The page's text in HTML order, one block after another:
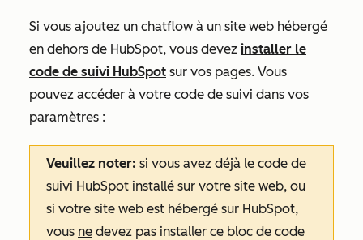
Si vous ajoutez un chatflow à un site web hébergé
en dehors de HubSpot, vous devez installer le
code de suivi HubSpot sur vos pages. Vous
pouvez accéder à votre code de suivi dans vos
paramètres :
Veuillez noter: si vous avez déjà le code de
suivi HubSpot installé sur votre site web, ou
si votre site web est hébergé sur HubSpot,
vous ne devez pas installer ce bloc de code